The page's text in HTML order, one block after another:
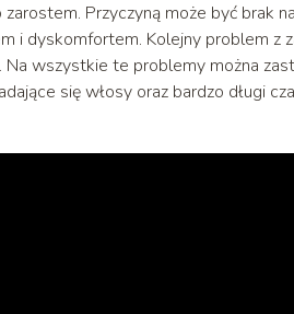
Przyczyną może być brak
i dyskomfortem. Kolejny problem z
Na wszystkie te problemy można
się włosy oraz bardzo długi